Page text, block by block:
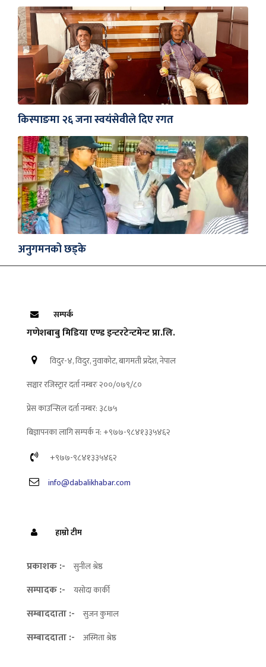
किस्पाङमा २६ जना स्वयंसेवीले दिए रगत
अनुगमनको छड्के
सम्पर्क
गणेशबाबु मिडिया एण्ड इन्टरटेन्टमेन्ट प्रा.लि.
विदुर-४, विदुर, नुवाकोट, बागमती प्रदेश, नेपाल
सञ्चार रजिस्ट्रार दर्ता नम्बरः २००/०७९/८०
प्रेस काउन्सिल दर्ता नम्बर: ३८७५
बिज्ञापनका लागि सम्पर्क न: +९७७-९८४१३३५४६२
+९७७-९८४१३३५४६२
info@dabalikhabar.com
हाम्रो टीम
प्रकाशक :- सुनील श्रेष्ठ
सम्पादक :- यसोदा कार्की
सम्बाददाता :- सुजन कुमाल
सम्बाददाता :- अस्मिता श्रेष्ठ